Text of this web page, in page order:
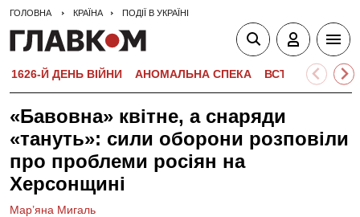
ГОЛОВНА КРАЇНА ПОДІЇ В УКРАЇНІ
1626-Й ДЕНЬ ВІЙНИ АНОМАЛЬНА СПЕКА ВСТУПНА
«Бавовна» квітне, а снаряди
«тануть»: сили оборони розповіли
про проблеми росіян на
Херсонщині
Мар’яна Мигаль